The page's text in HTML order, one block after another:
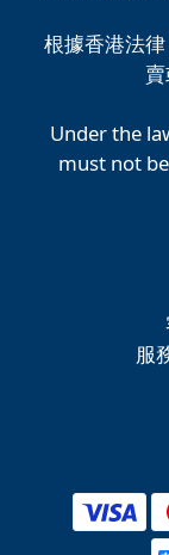
根據香港法
Under the
must not
服